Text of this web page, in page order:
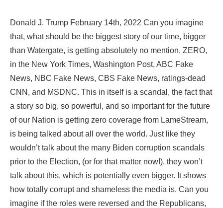
Donald J. Trump February 14th, 2022 Can you imagine
that, what should be the biggest story of our time, bigger
than Watergate, is getting absolutely no mention, ZERO,
in the New York Times, Washington Post, ABC Fake
News, NBC Fake News, CBS Fake News, ratings-dead
CNN, and MSDNC. This in itself is a scandal, the fact that
a story so big, so powerful, and so important for the future
of our Nation is getting zero coverage from LameStream,
is being talked about all over the world. Just like they
wouldn’t talk about the many Biden corruption scandals
prior to the Election, (or for that matter now!), they won’t
talk about this, which is potentially even bigger. It shows
how totally corrupt and shameless the media is. Can you
imagine if the roles were reversed and the Republicans,